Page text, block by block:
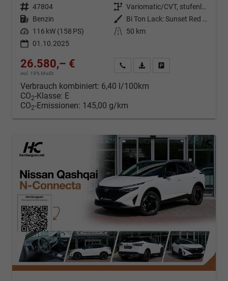
Fahrzeugnr. 47804 Getriebe
Variomatic/CVT, stufenlos
Kraftstoff Benzin Außenfarbe
Bi Ton Lack: Sunset Red (NBV) mit Dachfarbe Black Metallic (Z11)
Leistung 116 kW (158 PS) Kilometerstand
50 km
01.10.2025
26.580,– €
incl. 19% MwSt.
Kontakt & Angebot anfordern
PDF-Datei, Fahrzeugexposé
Verbrauch kombiniert: 6,40 l/100km
CO2-Klasse: E
CO2-Emissionen: 145,00 g/km